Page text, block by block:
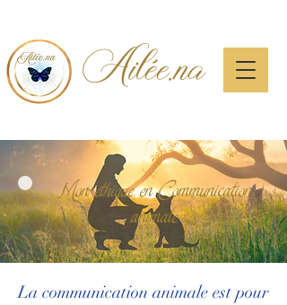
Ailée.na
Mon éthique en Communication
animale
La communication animale est pour